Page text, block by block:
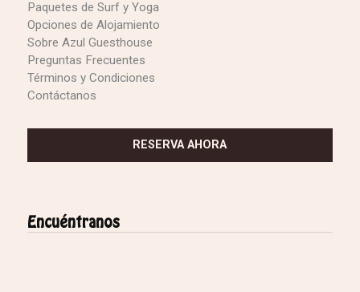
Paquetes de Surf y Yoga
Opciones de Alojamiento
Sobre Azul Guesthouse
Preguntas Frecuentes
Términos y Condiciones
Contáctanos
RESERVA AHORA
Encuéntranos